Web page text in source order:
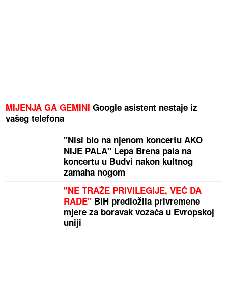
MIJENJA GA GEMINI Google asistent nestaje iz
vašeg telefona
"Nisi bio na njenom koncertu AKO
NIJE PALA" Lepa Brena pala na
koncertu u Budvi nakon kultnog
zamaha nogom
"NE TRAŽE PRIVILEGIJE, VEĆ DA
RADE" BiH predložila privremene
mjere za boravak vozača u Evropskoj
uniji